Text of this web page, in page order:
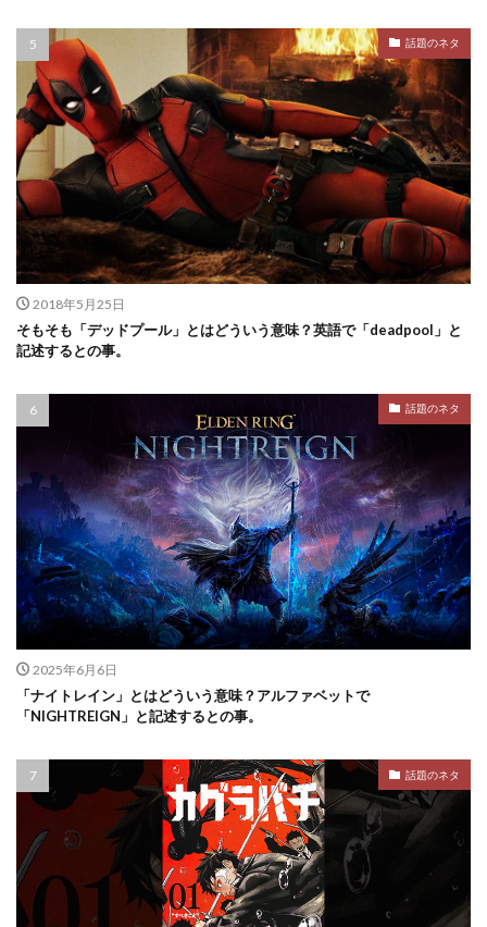
話題のネタ
2018年5月25日
そもそも「デッドプール」とはどういう意味？英語で「deadpool」と
記述するとの事。
話題のネタ
2025年6月6日
「ナイトレイン」とはどういう意味？アルファベットで
「NIGHTREIGN」と記述するとの事。
話題のネタ